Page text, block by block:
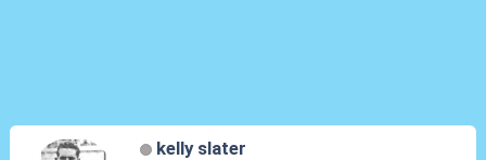
kelly slater